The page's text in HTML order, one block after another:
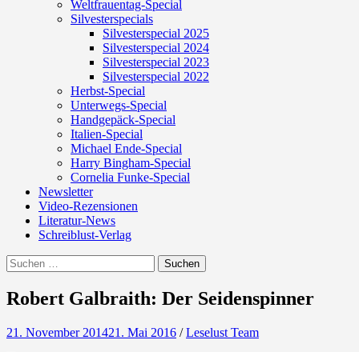
Weltfrauentag-Special
Silvesterspecials
Silvesterspecial 2025
Silvesterspecial 2024
Silvesterspecial 2023
Silvesterspecial 2022
Herbst-Special
Unterwegs-Special
Handgepäck-Special
Italien-Special
Michael Ende-Special
Harry Bingham-Special
Cornelia Funke-Special
Newsletter
Video-Rezensionen
Literatur-News
Schreiblust-Verlag
Search
Suchen
nach:
Robert Galbraith: Der Seidenspinner
21. November 201421. Mai 2016 /Leselust Team